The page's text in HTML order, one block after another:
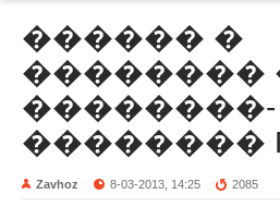
������ �
��������
��������-
��������
Zavhoz 8-03-2013, 14:25 2085